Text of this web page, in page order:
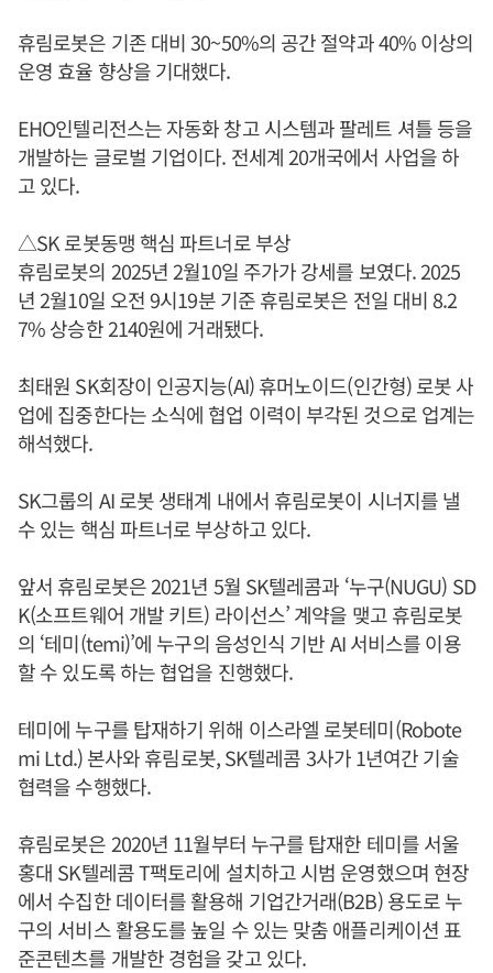
휴림로봇은 기존 대비 30~50%의 공간 절약과 40% 이상의
운영 효율 향상을 기대했다.
EHO인텔리전스는 자동화 창고 시스템과 팔레트 셔틀 등을
개발하는 글로벌 기업이다. 전세계 20개국에서 사업을 하
고 있다.
△SK 로봇동맹 핵심 파트너로 부상
휴림로봇의 2025년 2월10일 주가가 강세를 보였다. 2025
년 2월10일 오전 9시19분 기준 휴림로봇은 전일 대비 8.2
7% 상승한 2140원에 거래됐다.
최태원 SK회장이 인공지능(AI) 휴머노이드(인간형) 로봇 사
업에 집중한다는 소식에 협업 이력이 부각된 것으로 업계는
해석했다.
SK그룹의 AI 로봇 생태계 내에서 휴림로봇이 시너지를 낼
수 있는 핵심 파트너로 부상하고 있다.
앞서 휴림로봇은 2021년 5월 SK텔레콤과 ‘누구(NUGU) SD
K(소프트웨어 개발 키트) 라이선스’ 계약을 맺고 휴림로봇
의 ‘테미(temi)’에 누구의 음성인식 기반 AI 서비스를 이용
할 수 있도록 하는 협업을 진행했다.
테미에 누구를 탑재하기 위해 이스라엘 로봇테미(Robote
mi Ltd.) 본사와 휴림로봇, SK텔레콤 3사가 1년여간 기술
협력을 수행했다.
휴림로봇은 2020년 11월부터 누구를 탑재한 테미를 서울
홍대 SK텔레콤 T팩토리에 설치하고 시범 운영했으며 현장
에서 수집한 데이터를 활용해 기업간거래(B2B) 용도로 누
구의 서비스 활용도를 높일 수 있는 맞춤 애플리케이션 표
준콘텐츠를 개발한 경험을 갖고 있다.